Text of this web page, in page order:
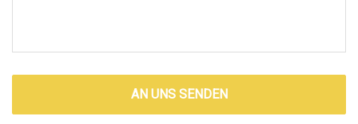
AN UNS SENDEN